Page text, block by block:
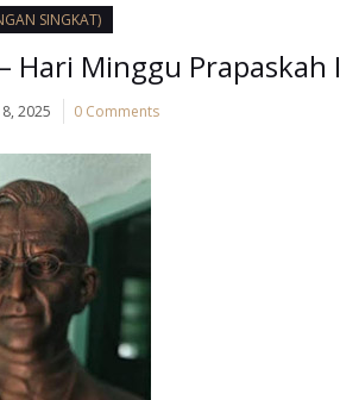
SINGKAT)
Hari Minggu Prapaskah I
2025 0 Comments